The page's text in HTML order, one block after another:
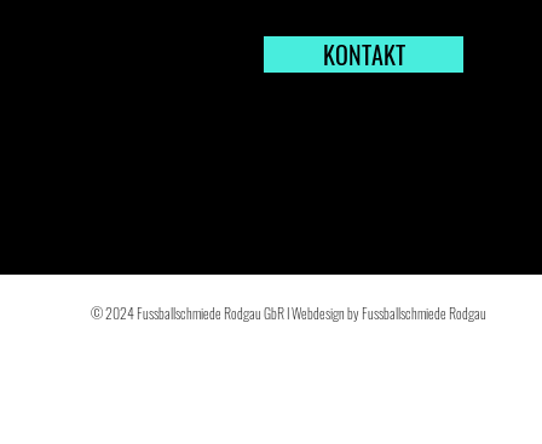
KONTAKT
© 2024 Fussballschmiede Rodgau GbR I Webdesign by Fussballschmiede Rodgau